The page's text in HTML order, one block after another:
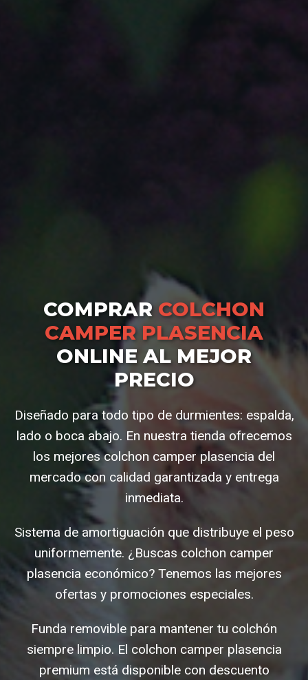
COMPRARCOLCHON
CAMPER PLASENCIA
ONLINE AL MEJOR
PRECIO
Diseñado para todo tipo de durmientes: espalda,
lado o boca abajo. En nuestra tienda ofrecemos
los mejores colchon camper plasencia del
mercado con calidad garantizada y entrega
inmediata.
Sistema de amortiguación que distribuye el peso
uniformemente. ¿Buscas colchon camper
plasencia económico? Tenemos las mejores
ofertas y promociones especiales.
Funda removible para mantener tu colchón
siempre limpio. El colchon camper plasencia
premium está disponible con descuento